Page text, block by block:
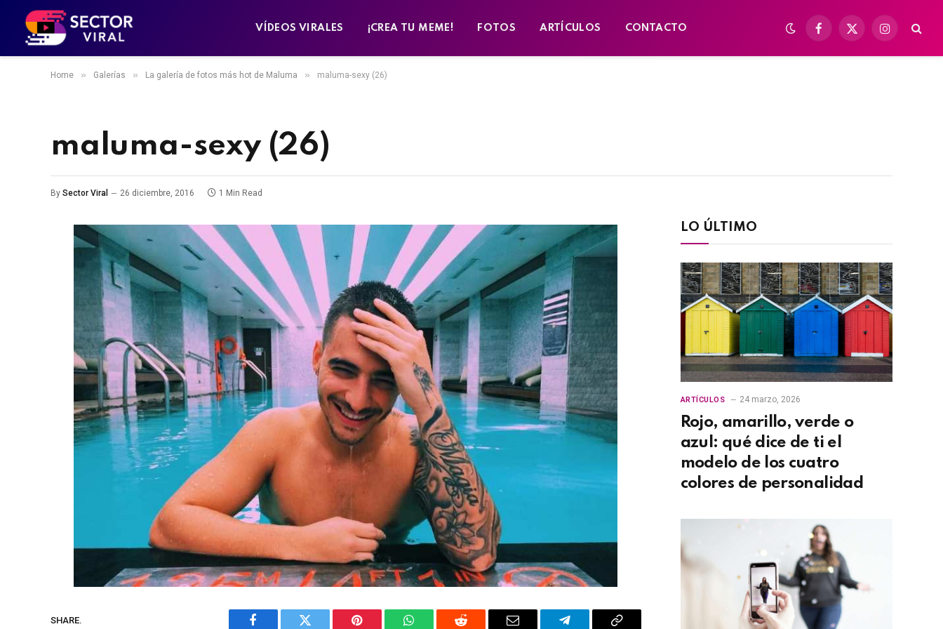
VÍDEOS VIRALES ¡CREA TU MEME! FOTOS ARTÍCULOS CONTACTO
Facebook
X
Instagram
Home » Galerías » La galería de fotos más hot de Maluma » maluma-sexy (26)
maluma-sexy (26)
By Sector Viral 26 diciembre, 2016 1 Min Read
SHARE.
LO ÚLTIMO
ARTÍCULOS 24 marzo, 2026
Rojo, amarillo, verde o
azul: qué dice de ti el
modelo de los cuatro
colores de personalidad